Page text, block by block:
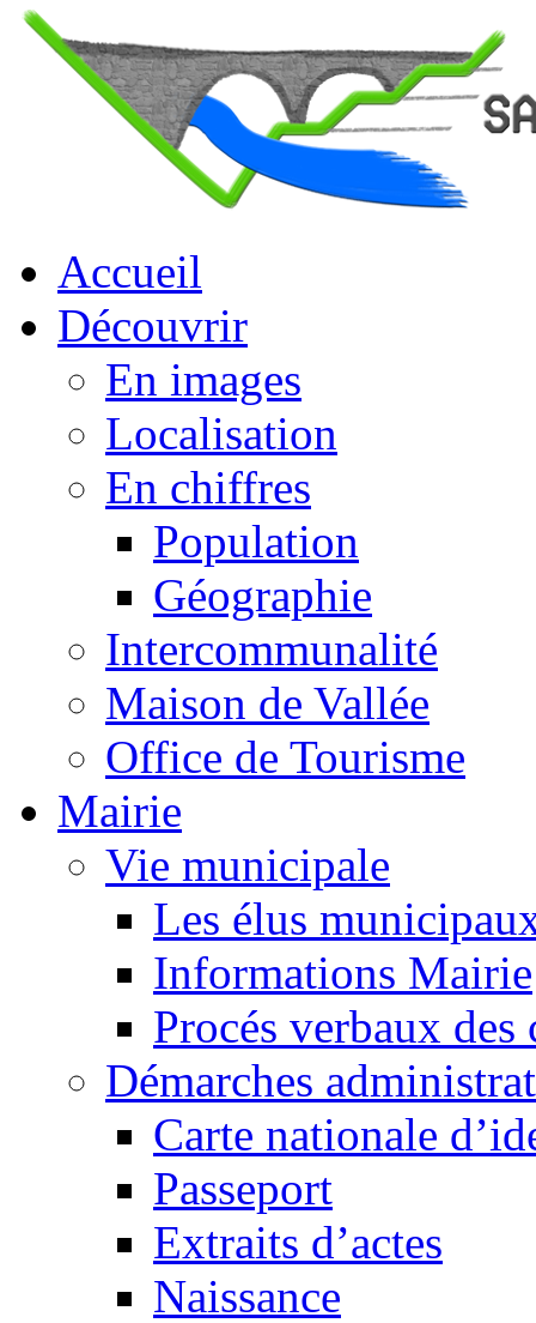
Accueil
Découvrir
En images
Localisation
En chiffres
Population
Géographie
Intercommunalité
Maison de Vallée
Office de Tourisme
Mairie
Vie municipale
Les élus
Informations Mairie
Procés verbaux
Démarches
Carte nationale
Passeport
Extraits d’actes
Naissance